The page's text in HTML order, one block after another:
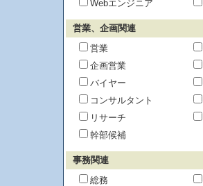
Webエンジニア
営業、企画関連
営業
企画営業
バイヤー
コンサルタント
リサーチ
幹部候補
事務関連
総務